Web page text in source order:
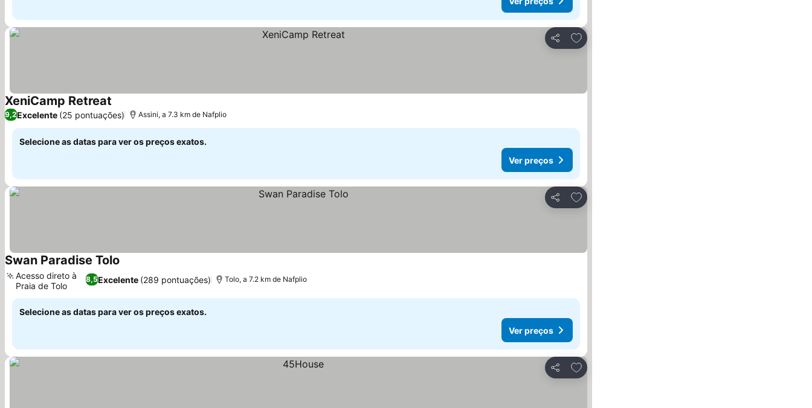
Partilhar
Adicionar aos favoritos
XeniCamp Retreat
9,2Excelente (25 pontuações) Assini, a 7.3 km de Nafplio
Selecione as datas para ver os preços exatos.
Ver preços
Partilhar
Adicionar aos favoritos
Swan Paradise Tolo
8,5Excelente (289 pontuações)
Acesso direto à
Praia de Tolo
Tolo, a 7.2 km de Nafplio
Selecione as datas para ver os preços exatos.
Ver preços
Partilhar
Adicionar aos favoritos